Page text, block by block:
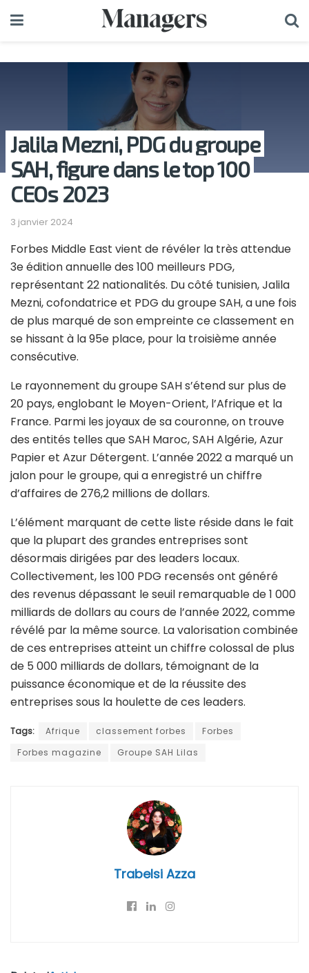
Jalila Mezni, PDG du groupe
SAH, figure dans le top 100
CEOs 2023
3 janvier 2024
Forbes Middle East vient de révéler la très attendue
3e édition annuelle des 100 meilleurs PDG,
représentant 22 nationalités. Du côté tunisien, Jalila
Mezni, cofondatrice et PDG du groupe SAH, a une fois
de plus marqué de son empreinte ce classement en
se hissant à la 95e place, pour la troisième année
consécutive.
Le rayonnement du groupe SAH s’étend sur plus de
20 pays, englobant le Moyen-Orient, l’Afrique et la
France. Parmi les joyaux de sa couronne, on trouve
des entités telles que SAH Maroc, SAH Algérie, Azur
Papier et Azur Détergent. L’année 2022 a marqué un
jalon pour le groupe, qui a enregistré un chiffre
d’affaires de 276,2 millions de dollars.
L’élément marquant de cette liste réside dans le fait
que la plupart des grandes entreprises sont
désormais dirigées par des leaders locaux.
Collectivement, les 100 PDG recensés ont généré
des revenus dépassant le seuil remarquable de 1 000
milliards de dollars au cours de l’année 2022, comme
révélé par la même source. La valorisation combinée
de ces entreprises atteint un chiffre colossal de plus
de 5 000 milliards de dollars, témoignant de la
puissance économique et de la réussite des
entreprises sous la houlette de ces leaders.
Tags: Afrique classement forbes
Forbes
Forbes magazine
Groupe SAH Lilas
Trabelsi Azza